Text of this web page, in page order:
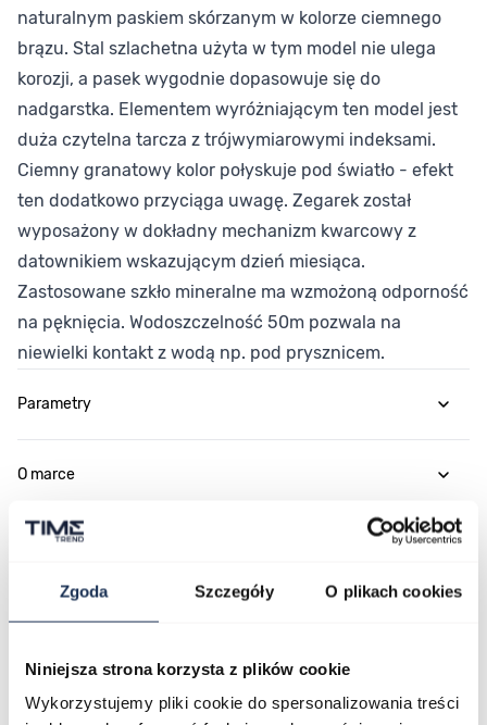
Zgoda Szczegóły O plikach cookies
Niniejsza strona korzysta z plików cookie
Wykorzystujemy pliki cookie do spersonalizowania treści
naturalnym paskiem skórzanym w kolorze ciemnego
brązu. Stal szlachetna użyta w tym model nie ulega
korozji, a pasek wygodnie dopasowuje się do
nadgarstka. Elementem wyróżniającym ten model jest
duża czytelna tarcza z trójwymiarowymi indeksami.
Ciemny granatowy kolor połyskuje pod światło - efekt
ten dodatkowo przyciąga uwagę. Zegarek został
wyposażony w dokładny mechanizm kwarcowy z
datownikiem wskazującym dzień miesiąca.
Zastosowane szkło mineralne ma wzmożoną odporność
na pęknięcia. Wodoszczelność 50m pozwala na
niewielki kontakt z wodą np. pod prysznicem.
Parametry
O marce
Opinie